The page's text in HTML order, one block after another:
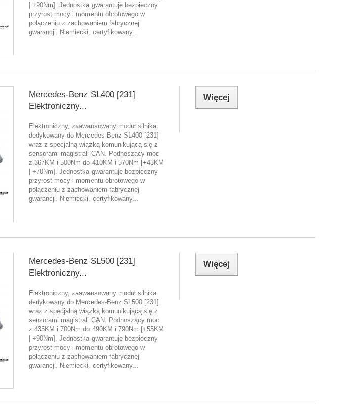
| +90Nm]. Jednostka gwarantuje bezpieczny
przyrost mocy i momentu obrotowego w
połączeniu z zachowaniem fabrycznej
gwarancji. Niemiecki, certyfikowany...
Mercedes-Benz SL400 [231]
Elektroniczny...
Elektroniczny, zaawansowany moduł silnika
dedykowany do Mercedes-Benz SL400 [231]
wraz z specjalną wiązką komunikującą się z
sensorami magistrali CAN. Podnoszący moc
z 367KM i 500Nm do 410KM i 570Nm [+43KM
| +70Nm]. Jednostka gwarantuje bezpieczny
przyrost mocy i momentu obrotowego w
połączeniu z zachowaniem fabrycznej
gwarancji. Niemiecki, certyfikowany...
Więcej
Mercedes-Benz SL500 [231]
Elektroniczny...
Elektroniczny, zaawansowany moduł silnika
dedykowany do Mercedes-Benz SL500 [231]
wraz z specjalną wiązką komunikującą się z
sensorami magistrali CAN. Podnoszący moc
z 435KM i 700Nm do 490KM i 790Nm [+55KM
| +90Nm]. Jednostka gwarantuje bezpieczny
przyrost mocy i momentu obrotowego w
połączeniu z zachowaniem fabrycznej
gwarancji. Niemiecki, certyfikowany...
Więcej